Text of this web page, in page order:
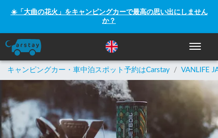
☀️「大曲の花火」をキャンピングカーで最高の思い出にしません
か？
ナビゲ
キャンピングカー・車中泊スポット予約はCarstay / VANLIFE